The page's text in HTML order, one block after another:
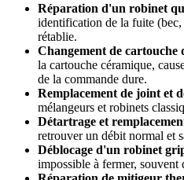
Réparation d'un robinet
identification de la fuite (bec,
rétablie.
Changement de cartouche
la cartouche céramique,
de la commande dure.
Remplacement de joint et
mélangeurs et robinets
Détartrage et
retrouver un débit normal et
Déblocage d'un robinet
impossible à fermer, souvent